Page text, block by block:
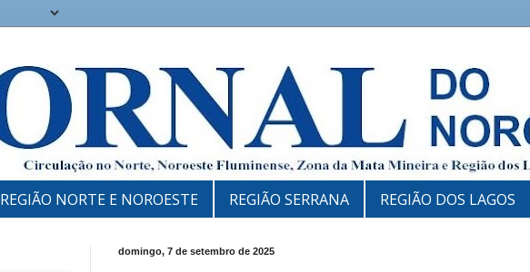
REGIÃO NORTE E NOROESTE REGIÃO SERRANA REGIÃO DOS LAGOS
domingo, 7 de setembro de 2025